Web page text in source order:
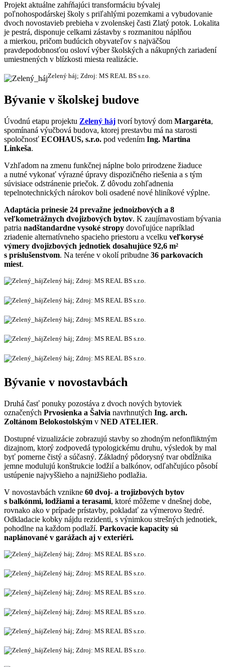
Projekt aktuálne zahŕňajúci transformáciu bývalej
poľnohospodárskej školy s priľahlými pozemkami a vybudovanie
dvoch novostavieb prebieha v zvolenskej časti Zlatý potok. Lokalita
je pestrá, disponuje celkami zástavby s rozmanitou náplňou
a mierkou, pričom budúcich obyvateľov s najväčšou
pravdepodobnosťou osloví výber školských a nákupných zariadení
umiestnených v blízkosti miesta realizácie.
Zelený háj; Zdroj: MS REAL BS s.r.o.
Bývanie v školskej budove
Úvodnú etapu projektu Zelený háj tvorí bytový dom Margaréta,
spomínaná výučbová budova, ktorej prestavbu má na starosti
spoločnosť ECOHAUS, s.r.o. pod vedením Ing. Martina
Linkeša.
Vzhľadom na zmenu funkčnej náplne bolo prirodzene žiaduce
a nutné vykonať výrazné úpravy dispozičného riešenia a s tým
súvisiace odstránenie priečok. Z dôvodu zohľadnenia
tepelnotechnických nárokov boli osadené nové hliníkové výplne.
Adaptácia prinesie 24 prevažne jednoizbových a 8
veľkometrážnych dvojizbových bytov. K zaujímavostiam bývania
patria nadštandardne vysoké stropy dovoľujúce napríklad
zriadenie alternatívneho spacieho priestoru a vcelku veľkorysé
výmery dvojizbových jednotiek dosahujúce 92,6 m²
s príslušenstvom. Na teréne v okolí pribudne 36 parkovacích
miest.
Zelený háj; Zdroj: MS REAL BS s.r.o.
Zelený háj; Zdroj: MS REAL BS s.r.o.
Zelený háj; Zdroj: MS REAL BS s.r.o.
Zelený háj; Zdroj: MS REAL BS s.r.o.
Zelený háj; Zdroj: MS REAL BS s.r.o.
Bývanie v novostavbách
Druhá časť ponuky pozostáva z dvoch nových bytoviek
označených Prvosienka a Šalvia navrhnutých Ing. arch.
Zoltánom Belokostolským v NED ATELIER.
Dostupné vizualizácie zobrazujú stavby so zhodným nefonfliktným
dizajnom, ktorý zodpovedá typologickému druhu, výsledok by mal
byť pomerne čistý a súčasný. Základný pôdorysný tvar obdĺžnika
jemne modulujú konštrukcie lodžií a balkónov, odľahčujúco pôsobí
ustúpenie najvyššieho a najnižšieho podlažia.
V novostavbách vznikne 60 dvoj- a trojizbových bytov
s balkónmi, lodžiami a terasami, ktoré môžeme v dnešnej dobe,
rovnako ako v prípade prístavby, pokladať za výmerovo štedré.
Odkladacie kobky nájdu rezidenti, s výnimkou strešných jednotiek,
pohodlne na každom podlaží. Parkovacie kapacity sú
naplánované v garážach aj v exteriéri.
Zelený háj; Zdroj: MS REAL BS s.r.o.
Zelený háj; Zdroj: MS REAL BS s.r.o.
Zelený háj; Zdroj: MS REAL BS s.r.o.
Zelený háj; Zdroj: MS REAL BS s.r.o.
Zelený háj; Zdroj: MS REAL BS s.r.o.
Zelený háj; Zdroj: MS REAL BS s.r.o.